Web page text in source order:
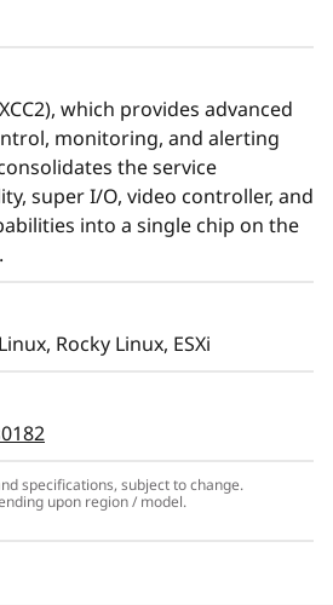
Neptune™ en vez de la
aire tradicional le permite
y mantenerse dentro
de consumo.
Neptune™ aumenta la
hasta el 95% del calor y
formato compacto 5U del
which provides advanced
monitoring, and alerting
the service
super I/O, video controller, and
into a single chip on the
Rocky Linux, ESXi
specifications, subject to change.
upon region / model.